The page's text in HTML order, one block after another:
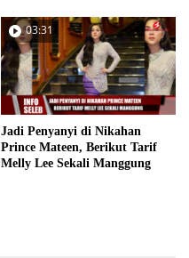
03:31
Jadi Penyanyi di Nikahan
Prince Mateen, Berikut Tarif
Melly Lee Sekali Manggung